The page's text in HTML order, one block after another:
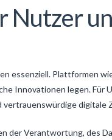
Nutzer
essenziell. Plattformen
Innovationen legen. Für
vertrauenswürdige digitale
der Verantwortung, des